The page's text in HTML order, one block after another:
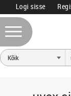
Logi sisse